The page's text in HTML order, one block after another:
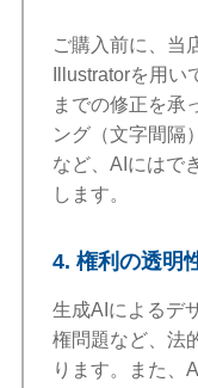
ご購入前に、当
Illustratorを用
までの修正を承
ング（文字間隔
など、AIにはで
します。
4. 権利の透明
生成AIによるデ
権問題など、法
ります。また、